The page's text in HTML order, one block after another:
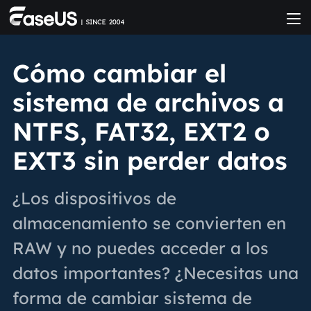
Cómo cambiar el
sistema de archivos a
NTFS, FAT32, EXT2 o
EXT3 sin perder datos
¿Los dispositivos de
almacenamiento se convierten en
RAW y no puedes acceder a los
datos importantes? ¿Necesitas una
forma de cambiar sistema de